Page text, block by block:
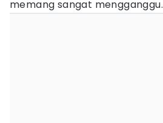
memang sangat mengganggu.